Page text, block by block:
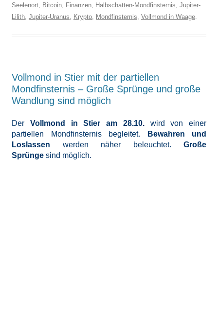
Seelenort, Bitcoin, Finanzen, Halbschatten-Mondfinsternis, Jupiter-
Lilith, Jupiter-Uranus, Krypto, Mondfinsternis, Vollmond in Waage.
Vollmond in Stier mit der partiellen
Mondfinsternis – Große Sprünge und große
Wandlung sind möglich
Der Vollmond in Stier am 28.10.wird von einer
partiellen Mondfinsternis begleitet.
Bewahren und
Loslassen werden näher beleuchtet. Große
Sprünge sind möglich.